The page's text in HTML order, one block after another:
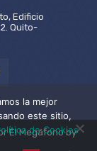
Edificio
Quito-
El Megáfono by
la mejor
este sitio,
de Cookies